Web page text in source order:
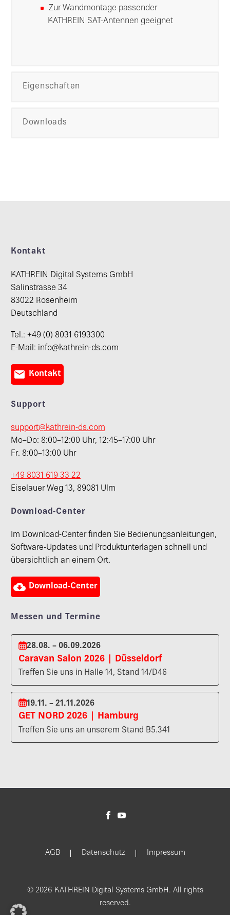
Zur Wandmontage passender
KATHREIN SAT-Antennen geeignet
Eigenschaften
Downloads
Kontakt
KATHREIN Digital Systems GmbH
Salinstrasse 34
83022 Rosenheim
Deutschland
Tel.: +49 (0) 8031 6193300
E-Mail: info@kathrein-ds.com
 Kontakt
Support
support@kathrein-ds.com
Mo–Do: 8:00–12:00 Uhr, 12:45–17:00 Uhr
Fr. 8:00–13:00 Uhr
+49 8031 619 33 22
Eiselauer Weg 13, 89081 Ulm
Download-Center
Im Download-Center finden Sie Bedienungsanleitungen,
Software-Updates und Produktunterlagen schnell und
übersichtlich an einem Ort.
 Download-Center
Messen und Termine
28.08. – 06.09.2026
Caravan Salon 2026 | Düsseldorf
Treffen Sie uns in Halle 14, Stand 14/D46
19.11. – 21.11.2026
GET NORD 2026 | Hamburg
Treffen Sie uns an unserem Stand B5.341
AGB Datenschutz Impressum
© 2026 KATHREIN Digital Systems GmbH. All rights
reserved.